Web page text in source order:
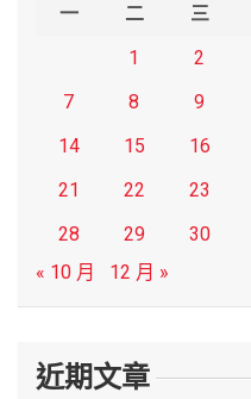
一 二 三
1
2
7
8 9
14
15 16
21
22 23
28
29
30
« 10 月
12 月 »
近期文章